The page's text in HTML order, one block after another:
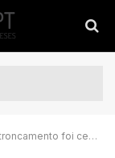
Civil que testou Plano Municipal de Emergência